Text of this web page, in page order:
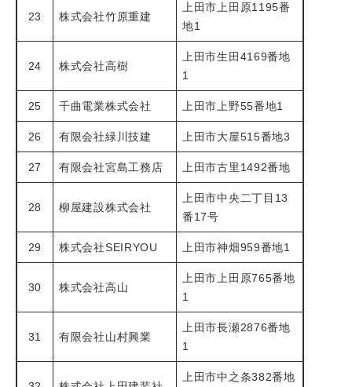
23 株式会社竹原重建
上田市上田原1195番
地1
24 株式会社高樹
上田市生田4169番地
1
25 千曲電業株式会社 上田市上野55番地1
26 有限会社緑川技建 上田市大屋515番地3
27 有限会社宮島工務店 上田市古里1492番地
28 柳屋建設株式会社
上田市中央二丁目13
番17号
29 株式会社SEIRYOU 上田市神畑959番地1
30 株式会社高山
上田市上田原765番地
1
31 有限会社山村興業
上田市長瀬2876番地
1
上田市中之条382番地